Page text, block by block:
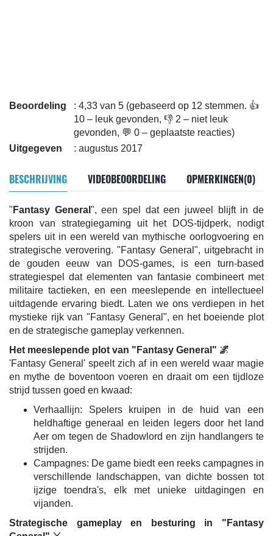
Beoordeling
: 4,33 van 5 (gebaseerd op 12 stemmen. 👍
10 – leuk gevonden, 👎 2 – niet leuk
gevonden, 💬 0 – geplaatste reacties)
Uitgegeven
: augustus 2017
BESCHRIJVING VIDEOBEOORDELING OPMERKINGEN(0)
" Fantasy General ", een spel dat een juweel blijft in de
kroon van strategiegaming uit het DOS-tijdperk, nodigt
spelers uit in een wereld van mythische oorlogvoering en
strategische verovering. "Fantasy General", uitgebracht in
de gouden eeuw van DOS-games, is een turn-based
strategiespel dat elementen van fantasie combineert met
militaire tactieken, en een meeslepende en intellectueel
uitdagende ervaring biedt. Laten we ons verdiepen in het
mystieke rijk van "Fantasy General", en het boeiende plot
en de strategische gameplay verkennen.
Het meeslepende plot van "Fantasy General" 🌌
'Fantasy General' speelt zich af in een wereld waar magie
en mythe de boventoon voeren en draait om een tijdloze
strijd tussen goed en kwaad:
Verhaallijn: Spelers kruipen in de huid van een
heldhaftige generaal en leiden legers door het land
Aer om tegen de Shadowlord en zijn handlangers te
strijden.
Campagnes: De game biedt een reeks campagnes in
verschillende landschappen, van dichte bossen tot
ijzige toendra's, elk met unieke uitdagingen en
vijanden.
Strategische gameplay en besturing in "Fantasy